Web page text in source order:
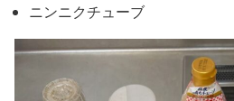
ニンニクチューブ